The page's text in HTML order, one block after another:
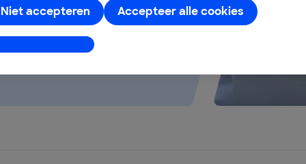
Accepteer alle cookies
Niet accepteren
aanpassen